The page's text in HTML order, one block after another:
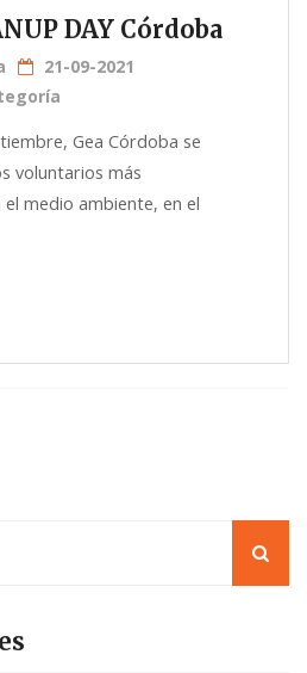
DAY Córdoba
21-09-2021
Gea Córdoba se
voluntarios más
medio ambiente, en el